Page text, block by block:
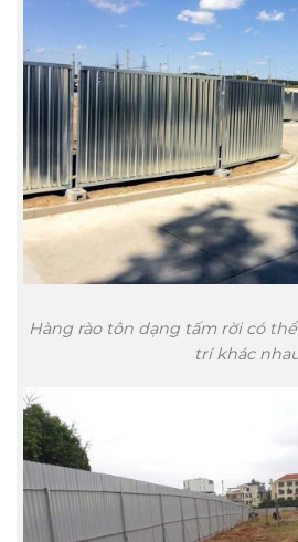
Hàng rào tôn dạng tấm rời có
trí khác